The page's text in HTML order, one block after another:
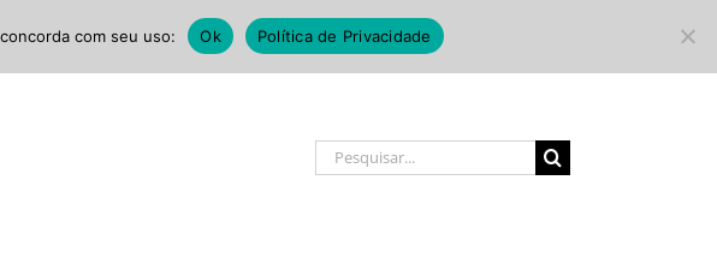
Buscar
resultados
com seu uso: Ok Política de Privacidade